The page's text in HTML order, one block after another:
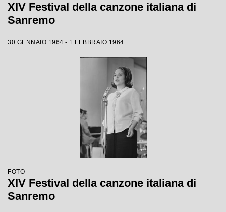
XIV Festival della canzone italiana di
Sanremo
30 GENNAIO 1964 - 1 FEBBRAIO 1964
FOTO
XIV Festival della canzone italiana di
Sanremo